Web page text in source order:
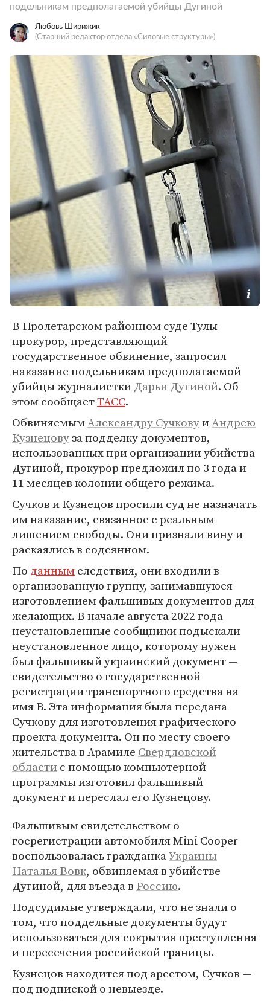
подельникам предполагаемой убийцы Дугиной
Любовь Ширижик
(Старший редактор отдела «Силовые структуры»)
В Пролетарском районном суде Тулы
прокурор, представляющий
государственное обвинение, запросил
наказание подельникам предполагаемой
убийцы журналисткиДарьи Дугиной. Об
этом сообщаетТАСС.
ОбвиняемымАлександру СучковуиАндрею
Кузнецовуза подделку документов,
использованных при организации убийства
Дугиной, прокурор предложил по 3 года и
11 месяцев колонии общего режима.
Сучков и Кузнецов просили суд не назначать
им наказание, связанное с реальным
лишением свободы. Они признали вину и
раскаялись в содеянном.
По даннымследствия, они входили в
организованную группу, занимавшуюся
изготовлением фальшивых документов для
желающих. В начале августа 2022 года
неустановленные сообщники подыскали
неустановленное лицо, которому нужен
был фальшивый украинский документ —
свидетельство о государственной
регистрации транспортного средства на
имя В. Эта информация была передана
Сучкову для изготовления графического
проекта документа. Он по месту своего
жительства в Арамиле Свердловской
областис помощью компьютерной
программы изготовил фальшивый
документ и переслал его Кузнецову.
Фальшивым свидетельством о
госрегистрации автомобиля Mini Cooper
воспользовалась гражданкаУкраины
Наталья Вовк, обвиняемая в убийстве
Дугиной, для въезда в Россию.
Подсудимые утверждали, что не знали о
том, что поддельные документы будут
использоваться для сокрытия преступления
и пересечения российской границы.
Кузнецов находится под арестом, Сучков —
под подпиской о невыезде.